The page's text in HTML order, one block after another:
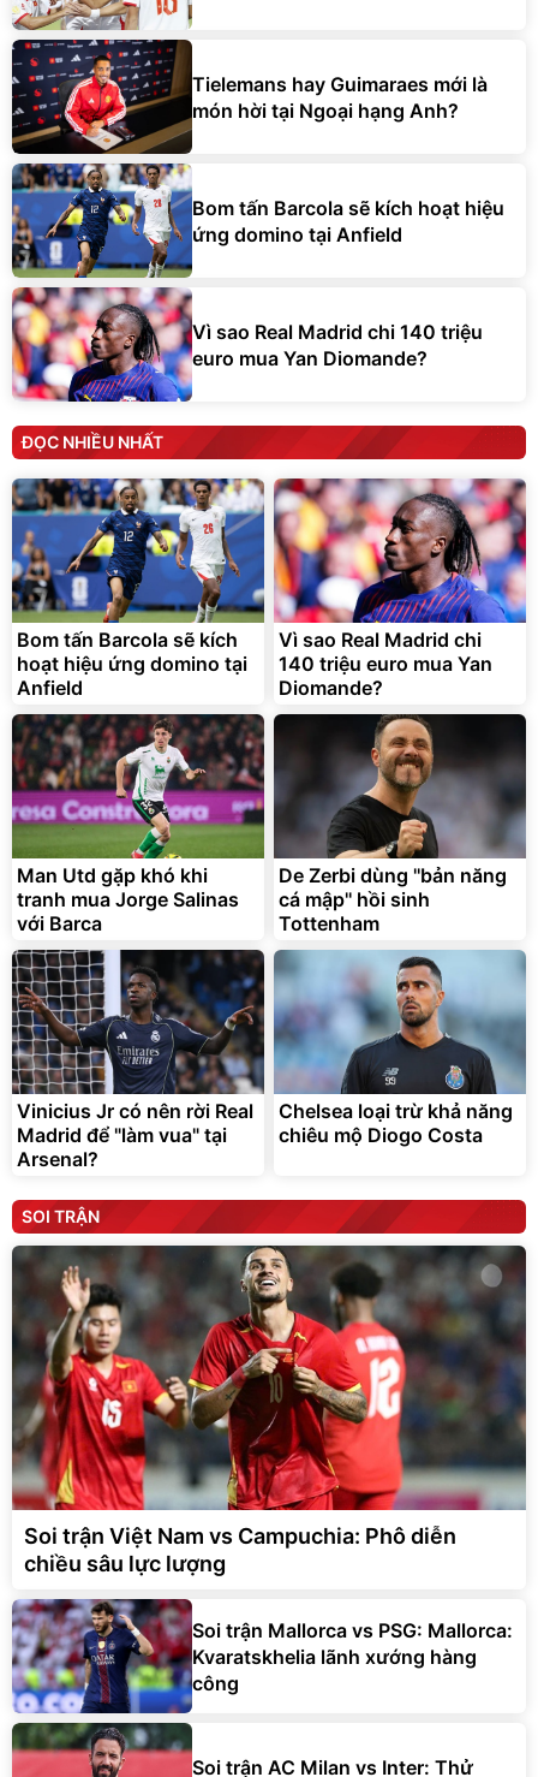
Tielemans hay Guimaraes mới là
món hời tại Ngoại hạng Anh?
Bom tấn Barcola sẽ kích hoạt hiệu
ứng domino tại Anfield
Vì sao Real Madrid chi 140 triệu
euro mua Yan Diomande?
ĐỌC NHIỀU NHẤT
Bom tấn Barcola sẽ kích
hoạt hiệu ứng domino tại
Anfield
Vì sao Real Madrid chi
140 triệu euro mua Yan
Diomande?
Man Utd gặp khó khi
tranh mua Jorge Salinas
với Barca
De Zerbi dùng ''bản năng
cá mập'' hồi sinh
Tottenham
Vinicius Jr có nên rời Real
Madrid để "làm vua" tại
Arsenal?
Chelsea loại trừ khả năng
chiêu mộ Diogo Costa
SOI TRẬN
Soi trận Việt Nam vs Campuchia: Phô diễn
chiều sâu lực lượng
Soi trận Mallorca vs PSG: Mallorca:
Kvaratskhelia lãnh xướng hàng
công
Soi trận AC Milan vs Inter: Thử